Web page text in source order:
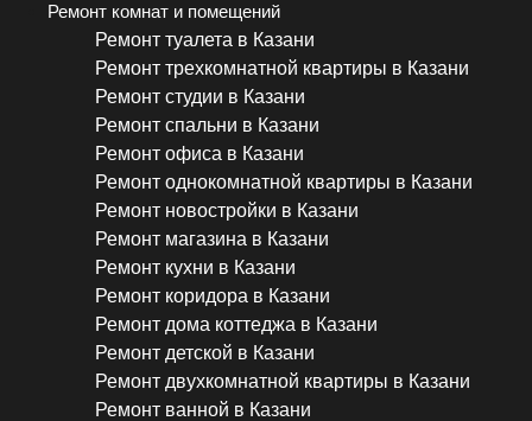
Ремонт комнат и помещений
Ремонт туалета в Казани
Ремонт трехкомнатной квартиры в Казани
Ремонт студии в Казани
Ремонт спальни в Казани
Ремонт офиса в Казани
Ремонт однокомнатной квартиры в Казани
Ремонт новостройки в Казани
Ремонт магазина в Казани
Ремонт кухни в Казани
Ремонт коридора в Казани
Ремонт дома коттеджа в Казани
Ремонт детской в Казани
Ремонт двухкомнатной квартиры в Казани
Ремонт ванной в Казани